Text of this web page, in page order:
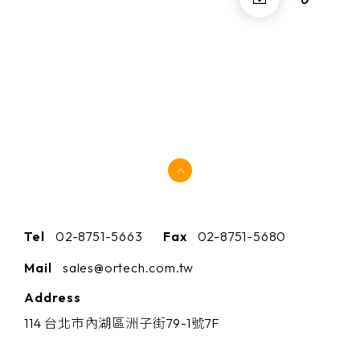
Tel 02-8751-5663 Fax
02-8751-5680
Mail
sales@ortech.com.tw
Address
114 台北市內湖區洲子街79-1號7F